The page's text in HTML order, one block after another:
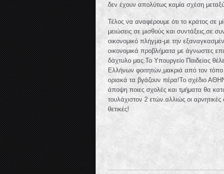
δεν έχουν απολύτως καμία σχέση
Τέλος να αναφέρουμε ότι το κράτος σε
μειώσεις σε μισθούς και συντάξεις,σε
οικονομικό πλήγμα-με την
οικονομικά προβλήματα με άγνωστες
δάχτυλο μας.Το Υπουργείο Παιδείας
Ελλήνων φοιτητών,μακριά από τον τόπο
οριακά τα βγάζουν πέρα!Το σχέδιο
άποψη ποιες σχολές και τμήματα θα
τουλάχιστον 2 ετών.αλλιώς οι
θετικές!